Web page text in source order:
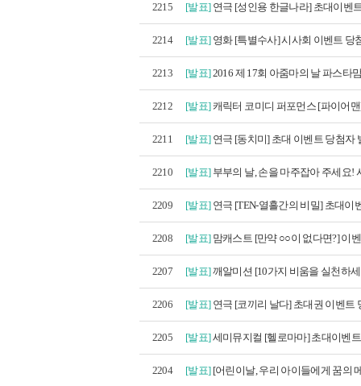
2215 [발표] 연극 [성인용 한글나라] 초대이벤
2214 [발표] 영화 [특별수사] 시사회 이벤트 당
2213 [발표]2016 제 17회 아줌마의 날 파스타
2212 [발표]캐릭터 코미디 퍼포먼스 [파이어
2211 [발표] 연극 [동치미] 초대 이벤트 당첨자
2210 [발표] 부부의 날, 손을 마주잡아 주세요!
2209 [발표] 연극 [TEN-열흘간의 비밀] 초대이
2208 [발표] 맘캐스트 [만약 ○○이 없다면?] 이
2207 [발표]깨알미션 [10가지 비움을 실천하
2206 [발표] 연극 [코끼리 날다] 초대권 이벤트
2205 [발표]세미뮤지컬 [헬로마마] 초대이벤
2204 [발표] [어린이날, 우리 아이들에게 꿈의